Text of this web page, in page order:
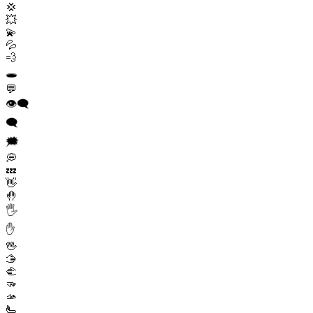
💢
💥
💫
💦
💨
🕳️
💬
👁️‍🗨️
🗨️
🗯️
💭
💤
👋
🤚
🖐️
✋
🖖
🫱
🫲
🫳
🫴
🫷